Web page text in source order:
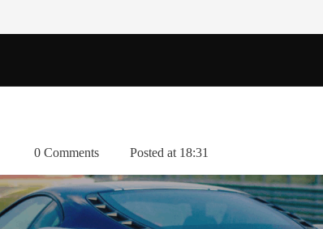
0 Comments Posted at 18:31